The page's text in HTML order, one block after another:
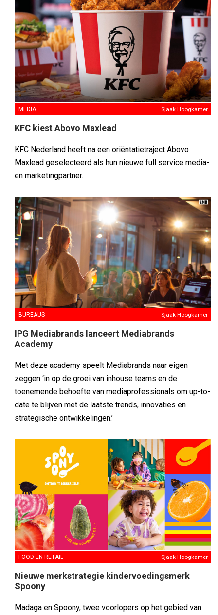
MEDIA Sjaak Hoogkamer
KFC kiest Abovo Maxlead
KFC Nederland heeft na een oriëntatietraject Abovo
Maxlead geselecteerd als hun nieuwe full service media-
en marketingpartner.
BUREAUS Sjaak Hoogkamer
IPG Mediabrands lanceert Mediabrands
Academy
Met deze academy speelt Mediabrands naar eigen
zeggen ‘in op de groei van inhouse teams en de
toenemende behoefte van mediaprofessionals om up-to-
date te blijven met de laatste trends, innovaties en
strategische ontwikkelingen.’
FOOD-EN-RETAIL Sjaak Hoogkamer
Nieuwe merkstrategie kindervoedingsmerk
Spoony
Madaga en Spoony, twee voorlopers op het gebied van